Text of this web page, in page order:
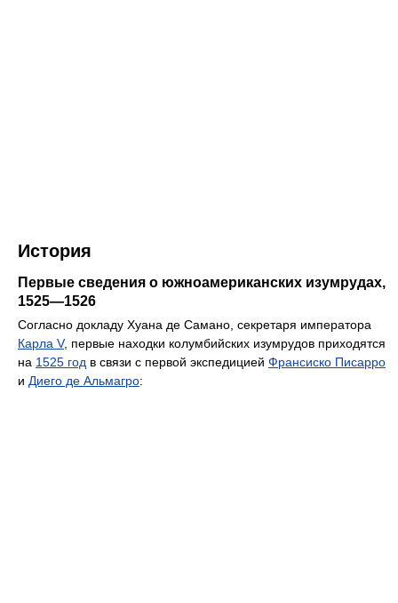
История
Первые сведения о южноамериканских изумрудах,
1525—1526
Согласно докладу Хуана де Самано, секретаря императора
Карла V, первые находки колумбийских изумрудов приходятся
на 1525 год в связи с первой экспедицией Франсиско Писарро
и Диего де Альмагро: